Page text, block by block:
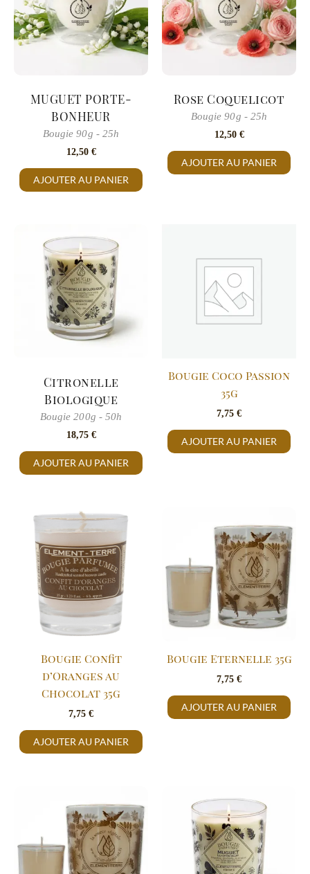
MUGUET PORTE-
BONHEUR
Bougie 90g - 25h
12,50 €
AJOUTER AU PANIER
Rose Coquelicot
Bougie 90g - 25h
12,50 €
AJOUTER AU PANIER
Citronelle
Biologique
Bougie 200g - 50h
18,75 €
AJOUTER AU PANIER
Bougie Coco Passion
35g
7,75 €
AJOUTER AU PANIER
Bougie Confit
d’Oranges au
Chocolat 35g
7,75 €
AJOUTER AU PANIER
Bougie Eternelle 35g
7,75 €
AJOUTER AU PANIER